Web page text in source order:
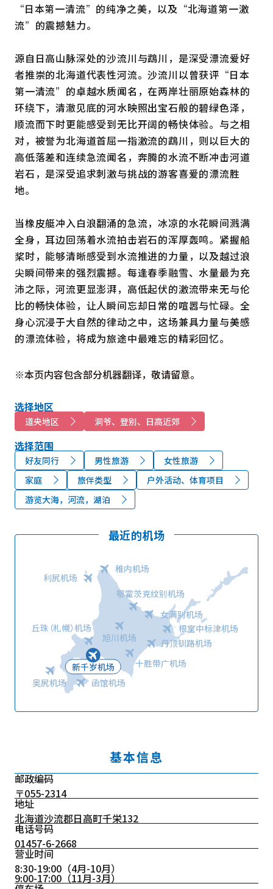
“日本第一清流”的纯净之美，以及“北海道第一激
流”的震撼魅力。
源自日高山脉深处的沙流川与鵡川，是深受漂流爱好
者推崇的北海道代表性河流。沙流川以曾获评“日本
第一清流”的卓越水质闻名，在两岸壮丽原始森林的
环绕下，清澈见底的河水映照出宝石般的碧绿色泽，
顺流而下时更能感受到无比开阔的畅快体验。与之相
对，被誉为北海道首屈一指激流的鵡川，则以巨大的
高低落差和连续急流闻名，奔腾的水流不断冲击河道
岩石，是深受追求刺激与挑战的游客喜爱的漂流胜
地。
当橡皮艇冲入白浪翻涌的急流，冰凉的水花瞬间溅满
全身，耳边回荡着水流拍击岩石的浑厚轰鸣。紧握船
桨时，能够清晰感受到水流推进的力量，以及越过浪
尖瞬间带来的强烈震撼。每逢春季融雪、水量最为充
沛之际，河流更显澎湃，高低起伏的激流带来无与伦
比的畅快体验，让人瞬间忘却日常的喧嚣与忙碌。全
身心沉浸于大自然的律动之中，这场兼具力量与美感
的漂流体验，将成为旅途中最难忘的精彩回忆。
※本页内容包含部分机器翻译，敬请留意。
选择地区
道央地区 洞爷、登别、日高近郊
选择范围
好友同行 男性旅游
女性旅游
家庭
旅伴类型
户外活动、体育项目
游览大海，河流，湖泊
最近的机场
新千岁机场
丘珠（札幌）机场
函馆机场
奥尻机场
旭川机场
稚内机场
利尻机场
鄂霍茨克纹别机场
女满别机场
根室中标津机场
丹顶钏路机场
十胜带广机场
基本信息
邮政编码
〒055-2314
地址
北海道沙流郡日高町千栄132
电话号码
01457-6-2668
营业时间
8:30-19:00（4月-10月）
9:00-17:00（11月-3月）